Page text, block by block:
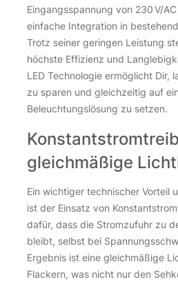
Eingangsspannung von 230 V/
einfache Integration in
Trotz seiner geringen Leistung
höchste Effizienz und
LED Technologie ermöglicht Dir,
zu sparen und gleichzeitig auf
Beleuchtungslösung zu setzen.
gleichmäßige
Ein wichtiger technischer Vorteil
ist der Einsatz von
dafür, dass die Stromzufuhr zu
bleibt, selbst bei
Ergebnis ist eine gleichmäßige
Flackern, was nicht nur den